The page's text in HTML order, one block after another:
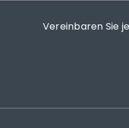
Vereinbaren Sie